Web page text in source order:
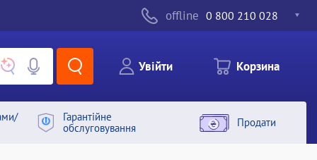
offline 0 800 210 028
Увiйти Корзина
Гарантiйне
обслуговування
Продати